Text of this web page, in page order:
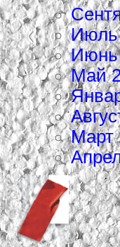
Июль
Июнь
Май
Март